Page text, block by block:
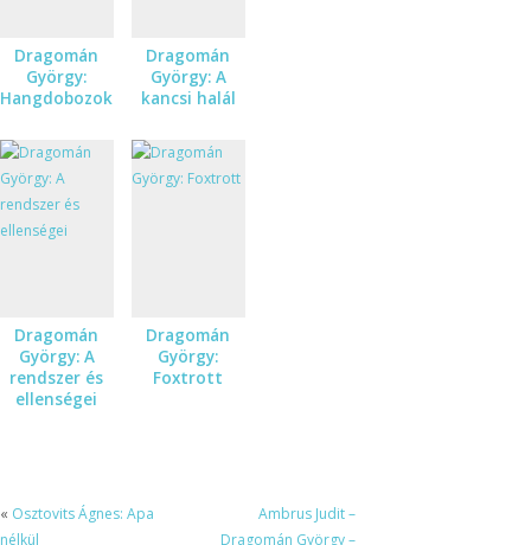
Dragomán
György:
Hangdobozok
Dragomán
György: A
kancsi halál
Dragomán
György: A
rendszer és
ellenségei
Dragomán
György:
Foxtrott
« Osztovits Ágnes: Apa
nélkül
Ambrus Judit –
Dragomán György –